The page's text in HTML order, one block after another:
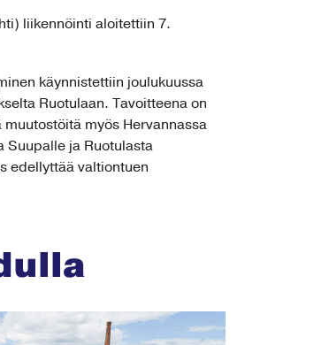
liikennöinti aloitettiin 7.
käynnistettiin joulukuussa
Ruotulaan. Tavoitteena on
myös Hervannassa
Suupalle ja Ruotulasta
edellyttää valtiontuen